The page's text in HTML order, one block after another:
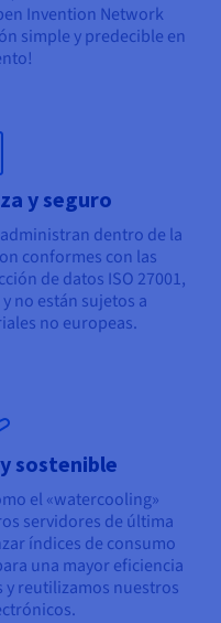
Invention Network
simple y predecible en
y seguro
dentro de la
conformes con las
de datos ISO 27001,
y no están sujetos a
no europeas.
sostenible
el «watercooling»
servidores de última
índices de consumo
una mayor eficiencia
y reutilizamos nuestros